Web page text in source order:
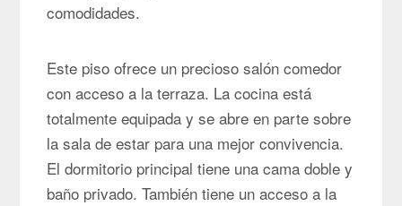
comodidades.
Este piso ofrece un precioso salón comedor
con acceso a la terraza. La cocina está
totalmente equipada y se abre en parte sobre
la sala de estar para una mejor convivencia.
El dormitorio principal tiene una cama doble y
baño privado. También tiene un acceso a la